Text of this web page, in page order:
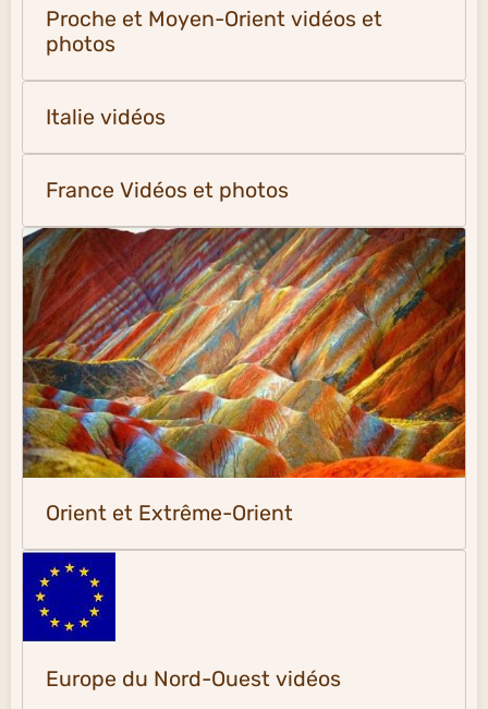
Proche et Moyen-Orient vidéos et
photos
Italie vidéos
France Vidéos et photos
Orient et Extrême-Orient
Europe du Nord-Ouest vidéos